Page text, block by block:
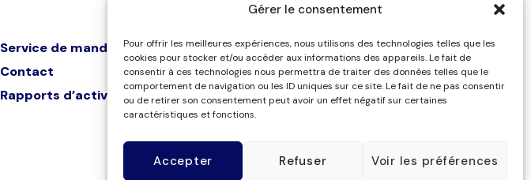
Gérer le consentement
Pour offrir les meilleures expériences, nous utilisons des technologies telles que les
cookies pour stocker et/ou accéder aux informations des appareils. Le fait de
consentir à ces technologies nous permettra de traiter des données telles que le
comportement de navigation ou les ID uniques sur ce site. Le fait de ne pas consentir
ou de retirer son consentement peut avoir un effet négatif sur certaines
caractéristiques et fonctions.
Accepter Refuser Voir les préférences
Service de mandataires
Contact
Rapports d’activité
Suivez-nous